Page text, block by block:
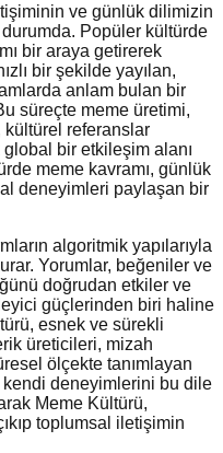
ve günlük dilimizin
Popüler kültürde
bir araya getirerek
bir şekilde yayılan,
anlam bulan bir
süreçte meme üretimi,
kültürel referanslar
bir etkileşim alanı
meme kavramı, günlük
deneyimleri paylaşan bir
algoritmik yapılarıyla
Yorumlar, beğeniler ve
doğrudan etkiler ve
güçlerinden biri haline
esnek ve sürekli
üreticileri, mizah
ölçekte tanımlayan
kendi deneyimlerini bu dile
Meme Kültürü,
toplumsal iletişimin